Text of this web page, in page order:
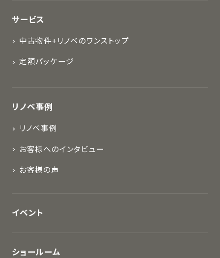
サービス
中古物件+リノベのワンストップ
定額パッケージ
リノベ事例
リノベ事例
お客様へのインタビュー
お客様の声
イベント
ショールーム